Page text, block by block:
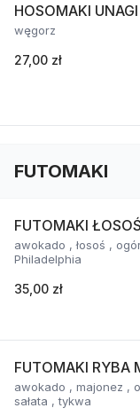
HOSOMAKI UNAGI
węgorz
27,00 zł
FUTOMAKI
FUTOMAKI ŁOSOŚ
awokado , łosoś ,
Philadelphia
35,00 zł
FUTOMAKI RYBA
awokado , majonez , ogórek , ryba maślana ,
sałata , tykwa